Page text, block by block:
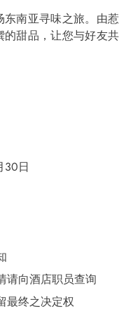
东南亚寻味之旅。由惹
的甜品，让您与好友共
30日
请向酒店职员查询
最终之决定权